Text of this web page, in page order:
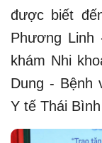
được biết
Phương Linh
khám Nhi
Dung - Bệnh
Y tế Thái